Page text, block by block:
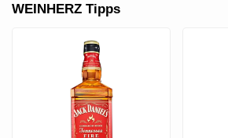
WEINHERZ Tipps